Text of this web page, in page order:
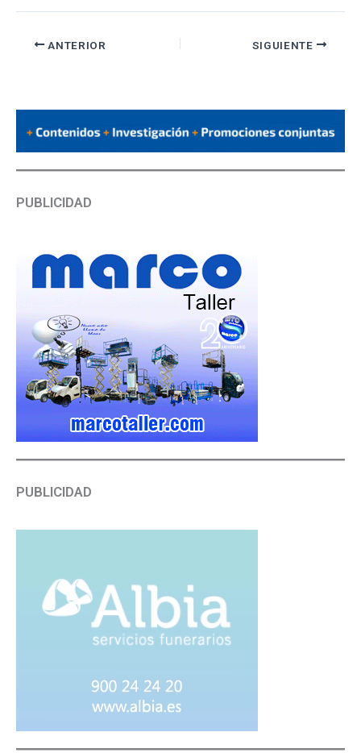
ANTERIOR SIGUIENTE
PUBLICIDAD
PUBLICIDAD